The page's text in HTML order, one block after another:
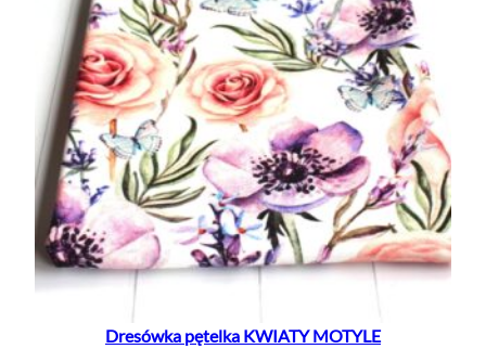
Dresówka pętelka KWIATY MOTYLE